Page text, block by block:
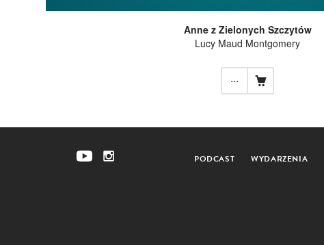
Anne z Zielonych Szczytów
Lucy Maud Montgomery
...
PODCAST WYDARZENIA